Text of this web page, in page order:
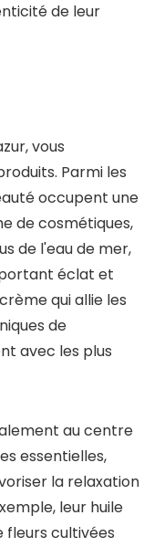
de leur
vous
Parmi les
occupent une
de cosmétiques,
de l'eau de mer,
éclat et
qui allie les
de
avec les plus
au centre
essentielles,
la relaxation
leur huile
fleurs cultivées